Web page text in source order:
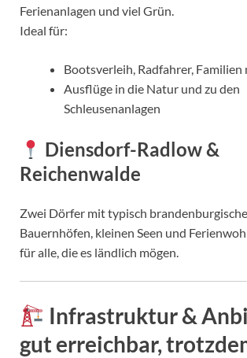
Ferienanlagen und viel Grün.
Ideal für:
Bootsverleih, Radfahrer,
Ausflüge in die Natur und zu den
Schleusenanlagen
Diensdorf-Radlow &
Reichenwalde
Zwei Dörfer mit typisch
Bauernhöfen, kleinen Seen und
für alle, die es ländlich mögen.
Infrastruktur &
gut erreichbar,